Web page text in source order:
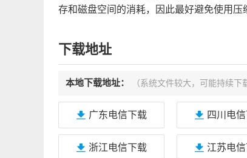
存和磁盘空间的消耗，因此最好避免使用压
下载地址
本地下载地址： （系统文件较大，可能持续下
广东电信下载 四川电
浙江电信下载 江苏电